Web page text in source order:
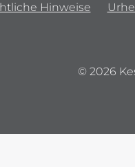
Hinweise
© 2026